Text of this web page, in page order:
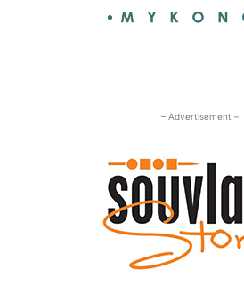
– Advertisement –